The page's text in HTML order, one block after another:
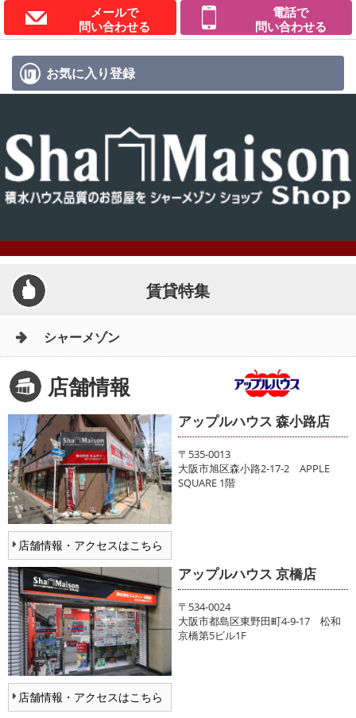
メールで
問い合わせる
電話で
問い合わせる
お気に入り登録
賃貸特集
シャーメゾン
店舗情報
店舗情報・アクセスはこちら
アップルハウス 森小路店
〒535-0013
大阪市旭区森小路2-17-2 APPLE
SQUARE 1階
店舗情報・アクセスはこちら
アップルハウス 京橋店
〒534-0024
大阪市都島区東野田町4-9-17 松和
京橋第5ビル1F